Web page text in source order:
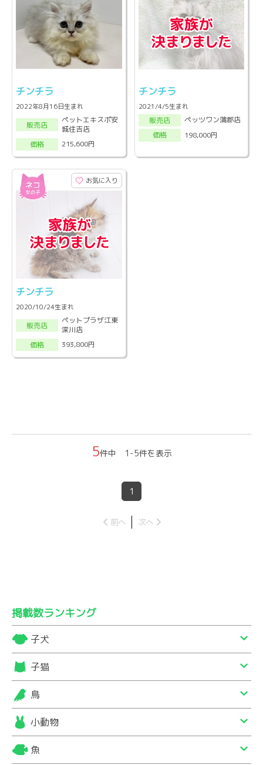
チンチラ
2022年8月16日生まれ
販売店
ペットエキスポ安
城住吉店
価格
215,600円
チンチラ
2021/4/5生まれ
販売店
ペッツワン蒲郡店
価格
198,000円
お気に入り
チンチラ
2020/10/24生まれ
販売店
ペットプラザ江東
深川店
価格
393,800円
5件中 1-5件を表示
1
前へ 次へ
掲載数ランキング
子犬
子猫
鳥
小動物
魚